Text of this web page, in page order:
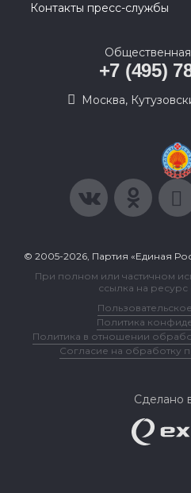
Контакты пресс-службы
+7 (495)
Москва,
© 2005-2026, Партия «Единая
При полном или частичном
ссылка на ресурс
Политика
Политика в отношении
Согласие на обработку
Сделано